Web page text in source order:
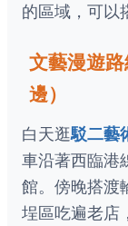
的區域，可以
文藝漫遊
邊）
白天逛駁二藝
車沿著西臨港
館。傍晚搭渡
埕區吃遍老店